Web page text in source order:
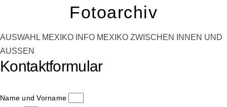
Fotoarchiv
AUSWAHL MEXIKO INFO MEXIKO ZWISCHEN INNEN UND
AUSSEN
Kontaktformular
Name und Vorname